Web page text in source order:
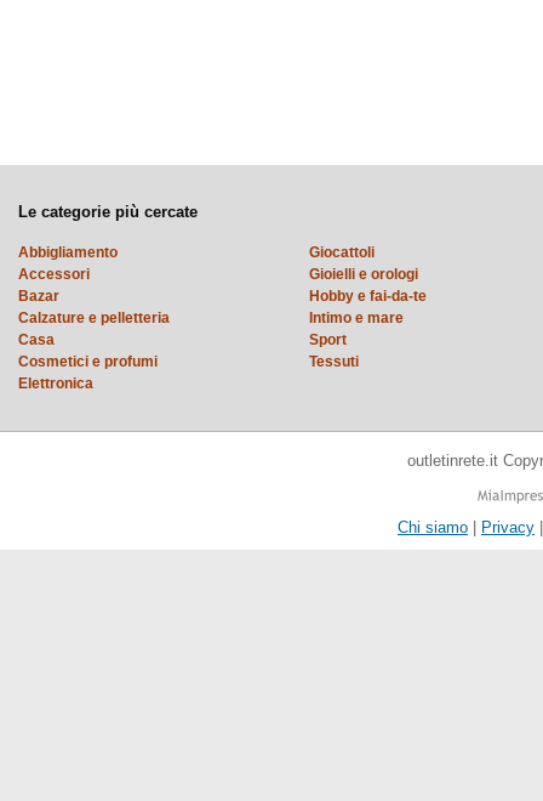
Le categorie più cercate
Abbigliamento
Accessori
Bazar
Calzature e pelletteria
Casa
Cosmetici e profumi
Elettronica
Giocattoli
Gioielli e orologi
Hobby e fai-da-te
Intimo e mare
Sport
Tessuti
outletinrete.it
Chi siamo | Privacy